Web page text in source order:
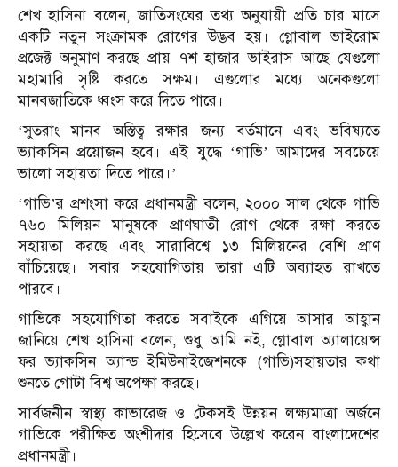
শেখ হাসিনা বলেন, জাতিসংঘের তথ্য অনুযায়ী প্রতি চার মাসে
একটি নতুন সংক্রামক রোগের উদ্ভব হয়। গ্লোবাল ভাইরোম
প্রজেক্ট অনুমাণ করছে প্রায় ৭শ হাজার ভাইরাস আছে যেগুলো
মহামারি সৃষ্টি করতে সক্ষম। এগুলোর মধ্যে অনেকগুলো
মানবজাতিকে ধ্বংস করে দিতে পারে।
‘সুতরাং মানব অস্তিত্ব রক্ষার জন্য বর্তমানে এবং ভবিষ্যতে
ভ্যাকসিন প্রয়োজন হবে। এই যুদ্ধে ‘গাভি’ আমাদের সবচেয়ে
ভালো সহায়তা দিতে পারে।’
‘গাভি’র প্রশংসা করে প্রধানমন্ত্রী বলেন, ২০০০ সাল থেকে গাভি
৭৬০ মিলিয়ন মানুষকে প্রাণঘাতী রোগ থেকে রক্ষা করতে
সহায়তা করছে এবং সারাবিশ্বে ১৩ মিলিয়নের বেশি প্রাণ
বাঁচিয়েছে। সবার সহযোগিতায় তারা এটি অব্যাহত রাখতে
পারবে।
গাভিকে সহযোগিতা করতে সবাইকে এগিয়ে আসার আহ্বান
জানিয়ে শেখ হাসিনা বলেন, শুধু আমি নই, গ্লোবাল অ্যালায়েন্স
ফর ভ্যাকসিন অ্যান্ড ইমিউনাইজেশনকে (গাভি)সহায়তার কথা
শুনতে গোটা বিশ্ব অপেক্ষা করছে।
সার্বজনীন স্বাস্থ্য কাভারেজ ও টেকসই উন্নয়ন লক্ষ্যমাত্রা অর্জনে
গাভিকে পরীক্ষিত অংশীদার হিসেবে উল্লেখ করেন বাংলাদেশের
প্রধানমন্ত্রী।